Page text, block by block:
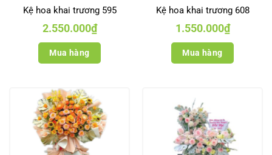
Kệ hoa khai trương 595
2.550.000₫
Mua hàng
Kệ hoa khai trương 608
1.550.000₫
Mua hàng